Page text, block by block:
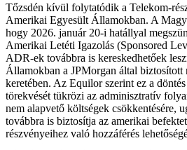
Tőzsdén kívül folytatódik a Telekom-
Amerikai Egyesült Államokban. A
hogy 2026. január 20-i hatállyal
Amerikai Letéti Igazolás (Sponsored
ADR-ek továbbra is kereskedhetőek
Államokban a JPMorgan által biztosított
keretében. Az Equilor szerint ez a
törekvését tükrözi az adminisztratív
nem alapvető költségek csökkentésére,
továbbra is biztosítja az amerikai
részvényeihez való hozzáférés